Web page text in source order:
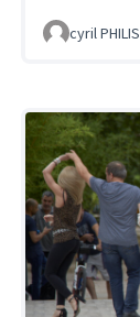
cyril PHILIS